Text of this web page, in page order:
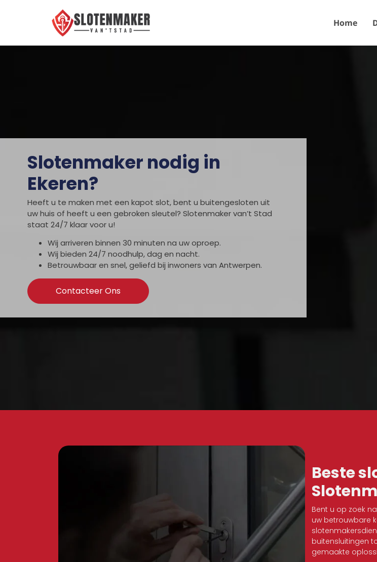
Home
Slotenmaker nodig in
Ekeren?
Heeft u te maken met een kapot slot, bent u buitengesloten uit
uw huis of heeft u een gebroken sleutel? Slotenmaker van’t Stad
staat 24/7 klaar voor u!
Wij arriveren binnen 30 minuten na uw oproep.
Wij bieden 24/7 noodhulp, dag en nacht.
Betrouwbaar en snel, geliefd bij inwoners van Antwerpen.
Contacteer Ons
Beste
Bent u op zoek
uw betrouwbare
buitensluitingen
gemaakte